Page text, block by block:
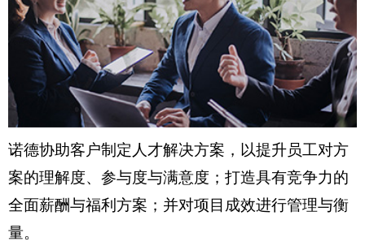
诺德协助客户制定人才解决方案，以提升员工对方
案的理解度、参与度与满意度；打造具有竞争力的
全面薪酬与福利方案；并对项目成效进行管理与衡
量。